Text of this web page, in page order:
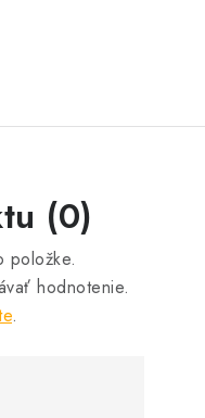
(0)
položke.
hodnotenie.
.